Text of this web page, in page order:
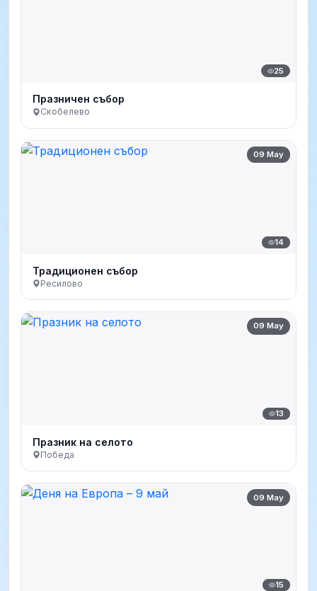
25
Празничен събор
Скобелево
09 May
14
Традиционен събор
Ресилово
09 May
13
Празник на селото
Победа
09 May
15